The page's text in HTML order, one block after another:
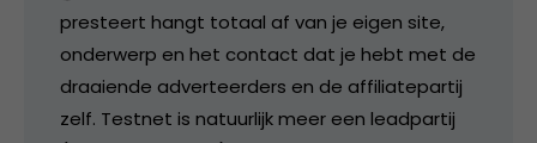
presteert hangt totaal af van je eigen site,
onderwerp en het contact dat je hebt met de
draaiende adverteerders en de affiliatepartij
zelf. Testnet is natuurlijk meer een leadpartij